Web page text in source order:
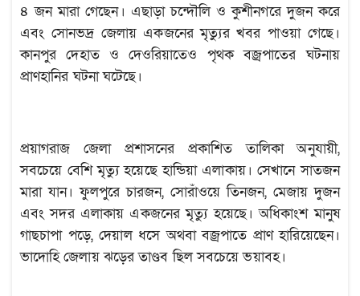
৪ জন মারা গেছেন। এছাড়া চন্দৌলি ও কুশীনগরে দুজন করে
এবং সোনভদ্র জেলায় একজনের মৃত্যুর খবর পাওয়া গেছে।
কানপুর দেহাত ও দেওরিয়াতেও পৃথক বজ্রপাতের ঘটনায়
প্রাণহানির ঘটনা ঘটেছে।
প্রয়াগরাজ জেলা প্রশাসনের প্রকাশিত তালিকা অনুযায়ী,
সবচেয়ে বেশি মৃত্যু হয়েছে হান্ডিয়া এলাকায়। সেখানে সাতজন
মারা যান। ফুলপুরে চারজন, সোরাঁওয়ে তিনজন, মেজায় দুজন
এবং সদর এলাকায় একজনের মৃত্যু হয়েছে। অধিকাংশ মানুষ
গাছচাপা পড়ে, দেয়াল ধসে অথবা বজ্রপাতে প্রাণ হারিয়েছেন।
ভাদোহি জেলায় ঝড়ের তাণ্ডব ছিল সবচেয়ে ভয়াবহ।